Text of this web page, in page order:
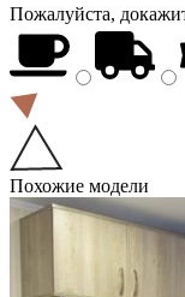
Пожалуйста,
Похожие модели